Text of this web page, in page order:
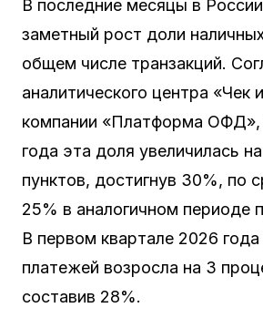
В последние месяцы в
заметный рост доли
общем числе транзакций.
аналитического центра «Чек
компании «Платформа ОФД»,
года эта доля увеличилась
пунктов, достигнув 30%, по
25% в аналогичном периоде
В первом квартале 2026
платежей возросла на 3
составив 28%.